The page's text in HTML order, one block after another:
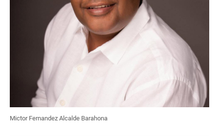
Mictor Fernandez Alcalde Barahona